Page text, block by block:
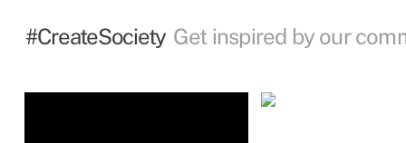
#CreateSociety Get inspired by our